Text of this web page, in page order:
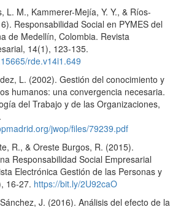
L. M., Kammerer-Mejía, Y. Y., & Ríos-
Responsabilidad Social en PYMES del
de Medellín, Colombia. Revista
14(1), 123-135.
rde.v14i1.649
L. (2002). Gestión del conocimiento y
humanos: una convergencia necesaria.
del Trabajo y de las Organizaciones,
jwop/files/79239.pdf
R., & Oreste Burgos, R. (2015).
Responsabilidad Social Empresarial
Electrónica Gestión de las Personas y
16-27. https://bit.ly/2U92caO
J. (2016). Análisis del efecto de la